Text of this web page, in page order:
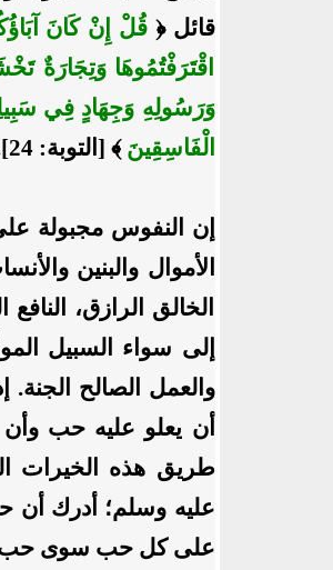
قائل ﴿قُلْ إِنْ كَانَ
اقْتَرَفْتُمُوهَا وَتِجَارَةٌ
وَرَسُولِهِ وَجِهَادٍ فِي
الْفَاسِقِينَ ﴾ [التوبة: 24].
إن النفوس مجبولة
الأموال والبنين
الخالق الرازق،
إلى سواء السبيل
والعمل الصالح
أن يعلو عليه حب وأن
طريق هذه الخيرات
عليه وسلم؛ أدرك أن
على كل حب سوى حب